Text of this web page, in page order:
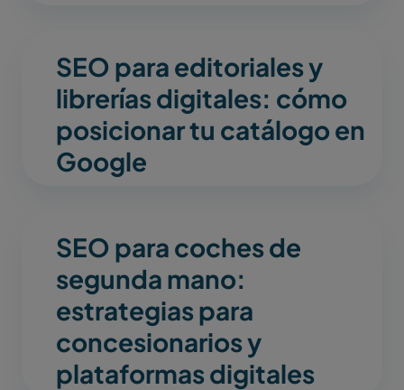
SEO para editoriales y
librerías digitales: cómo
posicionar tu catálogo en
Google
SEO para coches de
segunda mano:
estrategias para
concesionarios y
plataformas digitales